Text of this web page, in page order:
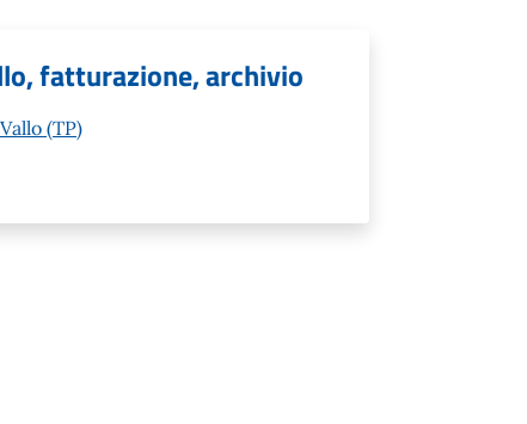
fatturazione, archivio
(TP)